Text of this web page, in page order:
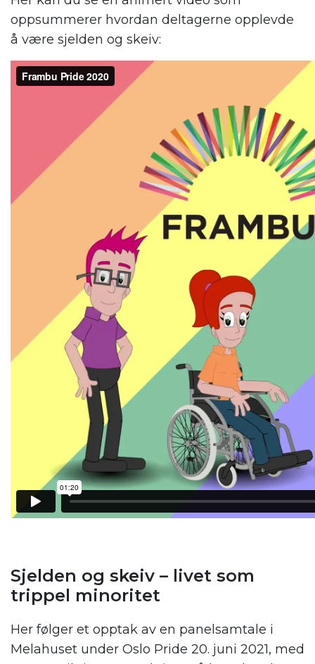
oppsummerer hvordan deltagerne opplevde
å være sjelden og skeiv:
Sjelden og skeiv – livet som
trippel minoritet
Her følger et opptak av en panelsamtale i
Melahuset under Oslo Pride 20. juni 2021, med